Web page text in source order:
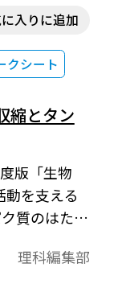
クシート
入りに追加
縮とタン
版「生物
を支える
集してご利
理科編集部